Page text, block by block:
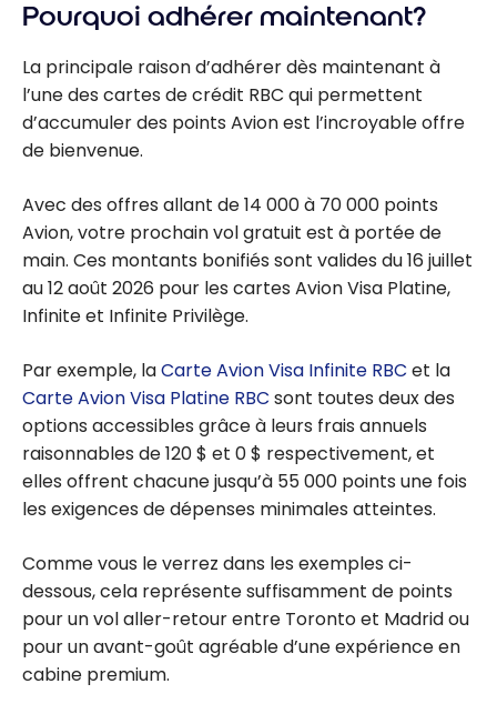
Pourquoi adhérer maintenant?
La principale raison d’adhérer dès maintenant à
l’une des cartes de crédit RBC qui permettent
d’accumuler des points Avion est l’incroyable offre
de bienvenue.
Avec des offres allant de 14 000 à 70 000 points
Avion, votre prochain vol gratuit est à portée de
main. Ces montants bonifiés sont valides du 16 juillet
au 12 août 2026 pour les cartes Avion Visa Platine,
Infinite et Infinite Privilège.
Par exemple, laCarte Avion Visa Infinite RBC et la
Carte Avion Visa Platine RBC sont toutes deux des
options accessibles grâce à leurs frais annuels
raisonnables de 120 $ et 0 $ respectivement, et
elles offrent chacune jusqu’à 55 000 points une fois
les exigences de dépenses minimales atteintes.
Comme vous le verrez dans les exemples ci-
dessous, cela représente suffisamment de points
pour un vol aller-retour entre Toronto et Madrid ou
pour un avant-goût agréable d’une expérience en
cabine premium.